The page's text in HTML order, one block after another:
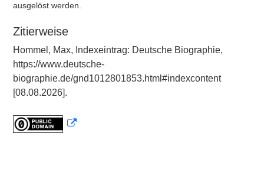
ausgelöst werden.
Zitierweise
Hommel, Max, Indexeintrag: Deutsche Biographie,
https://www.deutsche-
biographie.de/gnd1012801853.html#indexcontent
[08.08.2026].